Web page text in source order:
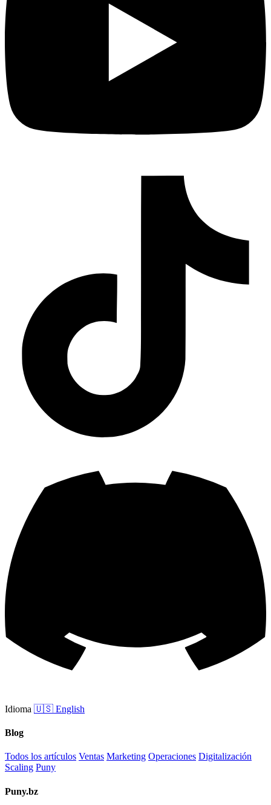
Idioma 🇺🇸 English
Blog
Todos los artículos Ventas Marketing Operaciones Digitalización
Scaling Puny
Puny.bz